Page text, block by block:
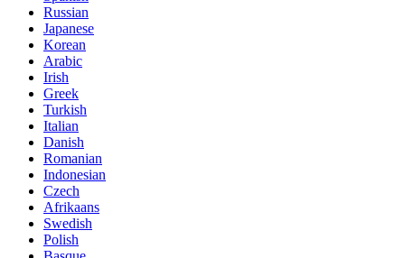
Russian
Japanese
Korean
Arabic
Irish
Greek
Turkish
Italian
Danish
Romanian
Indonesian
Czech
Afrikaans
Swedish
Polish